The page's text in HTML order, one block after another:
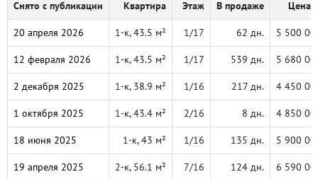
Снято с публикации Квартира Этаж В продаже Цена,
20 апреля 2026 1-к, 43.5 м² 1/17 62 дн. 5 500
12 февраля 2026 1-к, 43.5 м² 1/17 539 дн. 5 680
2 декабря 2025 1-к, 38.9 м² 1/16 217 дн. 4 450
1 октября 2025 1-к, 43.4 м² 2/16 8 дн. 4 850
18 июня 2025 1-к, 43 м² 1/16 135 дн. 5 900
19 апреля 2025 2-к, 56.1 м² 7/16 124 дн. 6 590